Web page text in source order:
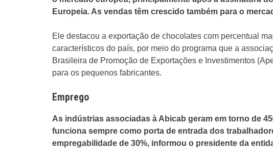
Europeia. As vendas têm crescido também para o
Ele destacou a exportação de chocolates com percentual
característicos do país, por meio do programa que a
Brasileira de Promoção de Exportações e Investimentos
para os pequenos fabricantes.
Emprego
As indústrias associadas à Abicab geram em torno de
funciona sempre como porta de entrada dos
empregabilidade de 30%, informou o presidente da